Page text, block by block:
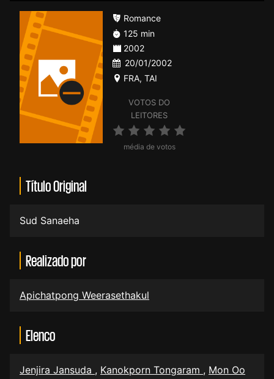
VOTOS DO
LEITORES
média de votos
Romance
125 min
2002
20/01/2002
FRA, TAI
Título Original
Sud Sanaeha
Realizado por
Apichatpong Weerasethakul
Elenco
Jenjira Jansuda , Kanokporn Tongaram , Mon Oo